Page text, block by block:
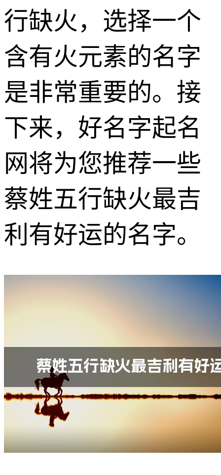
行缺火，选择一个
含有火元素的名字
是非常重要的。接
下来，好名字起名
网将为您推荐一些
蔡姓五行缺火最吉
利有好运的名字。